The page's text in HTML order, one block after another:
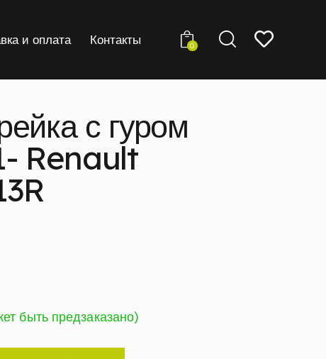
и оплата Контакты 0
с гуром
Renault
быть предзаказано)